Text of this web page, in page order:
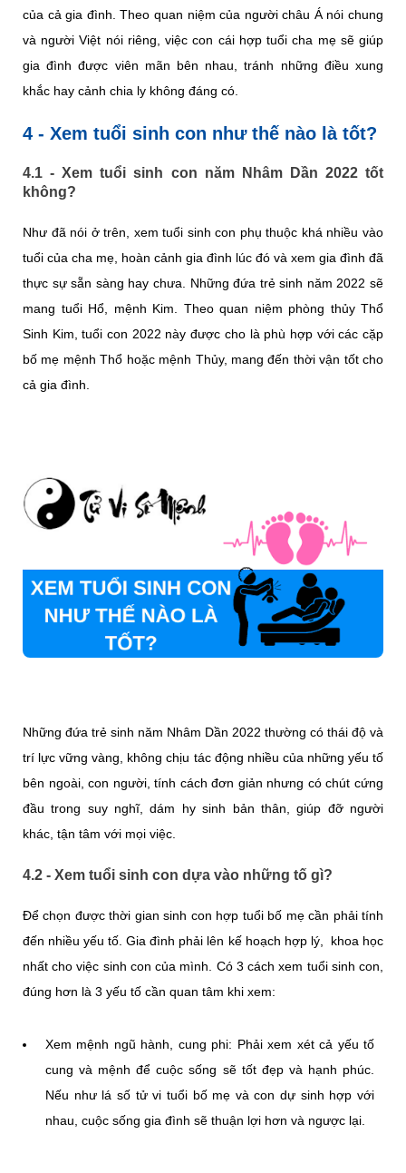
của cả gia đình. Theo quan niệm của người châu Á nói chung
và người Việt nói riêng, việc con cái hợp tuổi cha mẹ sẽ giúp
gia đình được viên mãn bên nhau, tránh những điều xung
khắc hay cảnh chia ly không đáng có.
4 - Xem tuổi sinh con như thế nào là tốt?
4.1 - Xem tuổi sinh con năm Nhâm Dần 2022 tốt
không?
Như đã nói ở trên, xem tuổi sinh con phụ thuộc khá nhiều vào
tuổi của cha mẹ, hoàn cảnh gia đình lúc đó và xem gia đình đã
thực sự sẵn sàng hay chưa. Những đứa trẻ sinh năm 2022 sẽ
mang tuổi Hổ, mệnh Kim. Theo quan niệm phòng thủy Thổ
Sinh Kim, tuổi con 2022 này được cho là phù hợp với các cặp
bố mẹ mệnh Thổ hoặc mệnh Thủy, mang đến thời vận tốt cho
cả gia đình.
Những đứa trẻ sinh năm Nhâm Dần 2022 thường có thái độ và
trí lực vững vàng, không chịu tác động nhiều của những yếu tố
bên ngoài, con người, tính cách đơn giản nhưng có chút cứng
đầu trong suy nghĩ, dám hy sinh bản thân, giúp đỡ người
khác, tận tâm với mọi việc.
4.2 - Xem tuổi sinh con dựa vào những tố gì?
Để chọn được thời gian sinh con hợp tuổi bố mẹ cần phải tính
đến nhiều yếu tố. Gia đình phải lên kế hoạch hợp lý, khoa học
nhất cho việc sinh con của mình. Có 3 cách xem tuổi sinh con,
đúng hơn là 3 yếu tố cần quan tâm khi xem:
Xem mệnh ngũ hành, cung phi: Phải xem xét cả yếu tố
cung và mệnh để cuộc sống sẽ tốt đẹp và hạnh phúc.
Nếu như lá số tử vi tuổi bố mẹ và con dự sinh hợp với
nhau, cuộc sống gia đình sẽ thuận lợi hơn và ngược lại.